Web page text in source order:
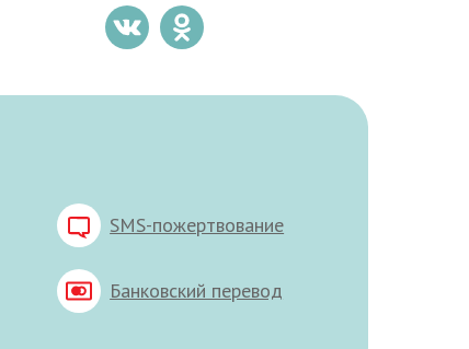
SMS-пожертвование
Банковский перевод